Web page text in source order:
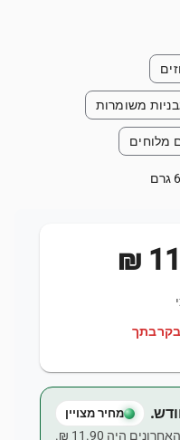
משומרות
מלוחים
מחיר מצויין